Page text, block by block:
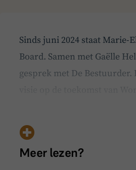
Sinds juni 2024 staat Marie-
Board. Samen met Gaëlle
gesprek met De
Meer lezen?